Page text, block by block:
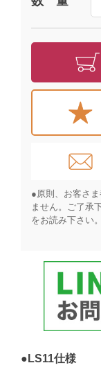
●原則、お客さ
ません。ご了承
をお読み下さい。​
●LS11仕様